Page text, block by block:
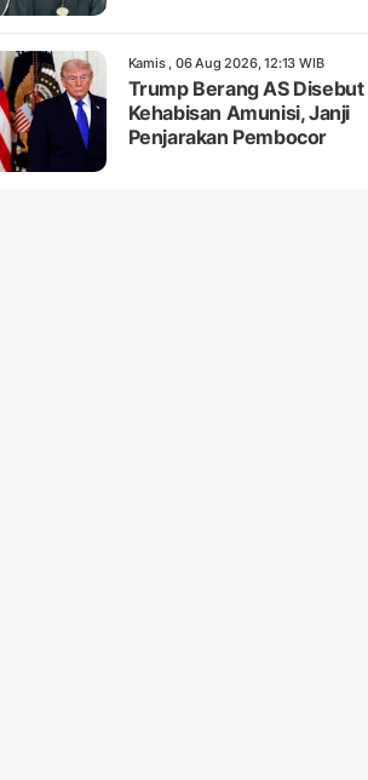
Kamis , 06 Aug 2026, 12:13 WIB
Trump Berang AS Disebut
Kehabisan Amunisi, Janji
Penjarakan Pembocor